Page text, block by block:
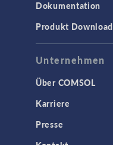
Dokumentation
Produkt Download
Unternehmen
Über COMSOL
Karriere
Presse